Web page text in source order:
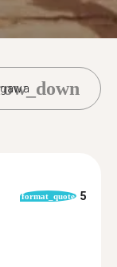
format_quote 5